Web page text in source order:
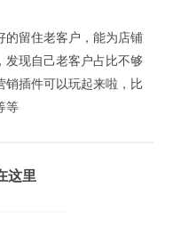
的留住老客户，能为店铺
发现自己老客户占比不够
销插件可以玩起来啦，比
等
这里